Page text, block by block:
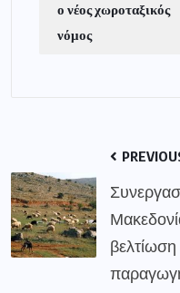
ο νέος χωροταξικός
νόμος